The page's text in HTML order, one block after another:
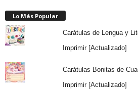
Lo Más Popular
Carátulas de Lengua y
Imprimir [Actualizado]
Carátulas Bonitas de
Imprimir [Actualizado]